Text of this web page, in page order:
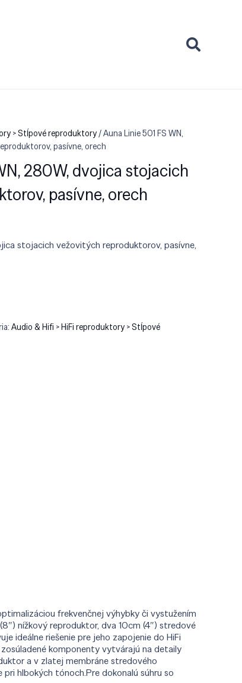
> Stĺpové reproduktory/ Auna Linie 501 FS WN,
pasívne, orech
280W, dvojica stojacich
pasívne, orech
stojacich vežovitých reproduktorov, pasívne,
Audio & Hifi > HiFi reproduktory > Stĺpové
frekvenčnej výhybky či vystužením
nížkový reproduktor, dva 10cm (4″) stredové
ideálne riešenie pre jeho zapojenie do HiFi
komponenty vytvárajú na detaily
a v zlatej membráne stredového
hlbokých tónoch.Pre dokonalú súhru so